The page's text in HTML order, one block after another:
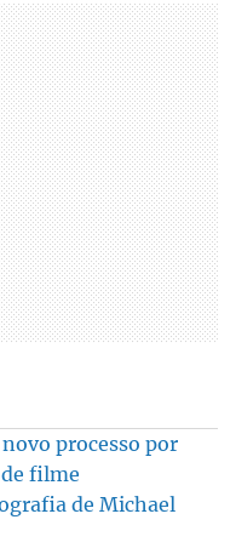
processo por
filme
de Michael